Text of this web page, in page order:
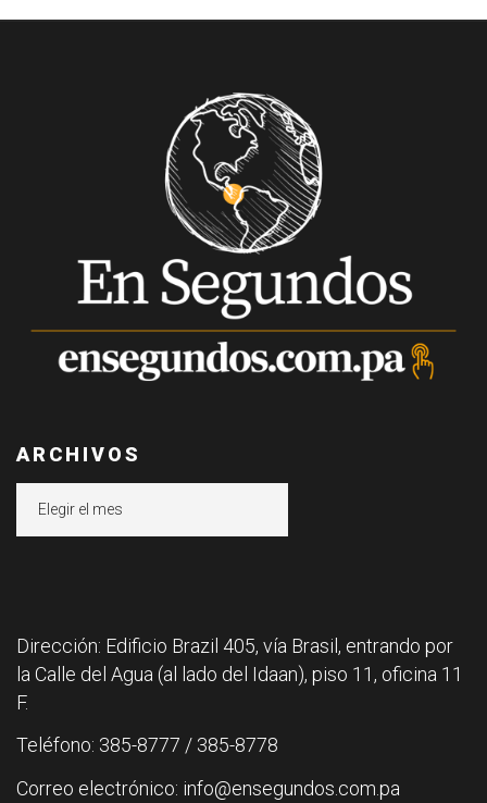
ARCHIVOS
Dirección: Edificio Brazil 405, vía Brasil, entrando por
la Calle del Agua (al lado del Idaan), piso 11, oficina 11
F.
Teléfono: 385-8777 / 385-8778
Correo electrónico: info@ensegundos.com.pa